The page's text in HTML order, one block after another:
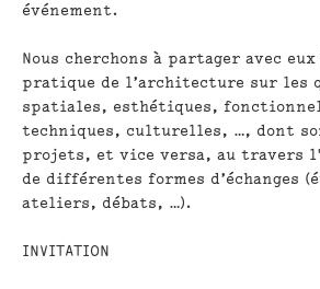
événement.
Nous cherchons à partager avec
pratique de l’architecture sur les
spatiales, esthétiques,
techniques, culturelles, …, dont
projets, et vice versa, au travers
de différentes formes d’échanges
ateliers, débats, …).
INVITATION